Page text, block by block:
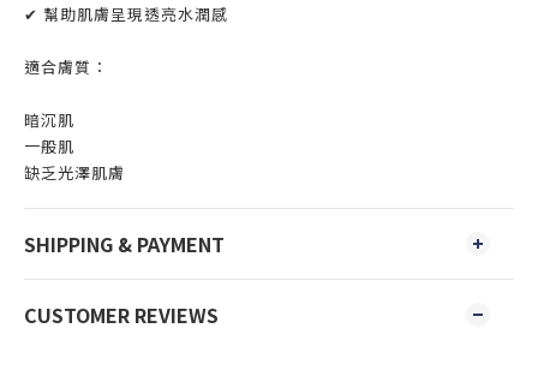
✔ 幫助肌膚呈現透亮水潤感
適合膚質：
暗沉肌
一般肌
缺乏光澤肌膚
SHIPPING & PAYMENT
CUSTOMER REVIEWS